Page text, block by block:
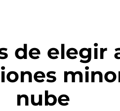
de elegir
nube